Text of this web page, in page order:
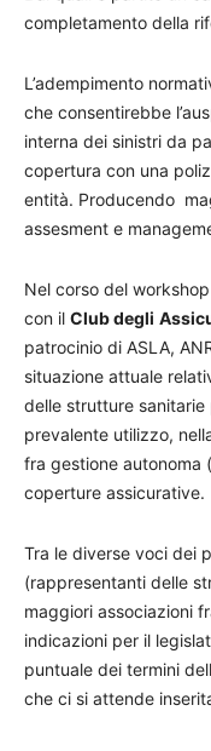
completamento della
L’adempimento
che consentirebbe
interna dei sinistri da
copertura con una
entità. Producendo
assesment e
Nel corso del
con il Club degli
patrocinio di ASLA,
situazione attuale
delle strutture sanitarie
prevalente utilizzo,
fra gestione autonoma
coperture assicurative.
Tra le diverse voci dei
(rappresentanti delle
maggiori associazioni
indicazioni per il
puntuale dei termini
che ci si attende